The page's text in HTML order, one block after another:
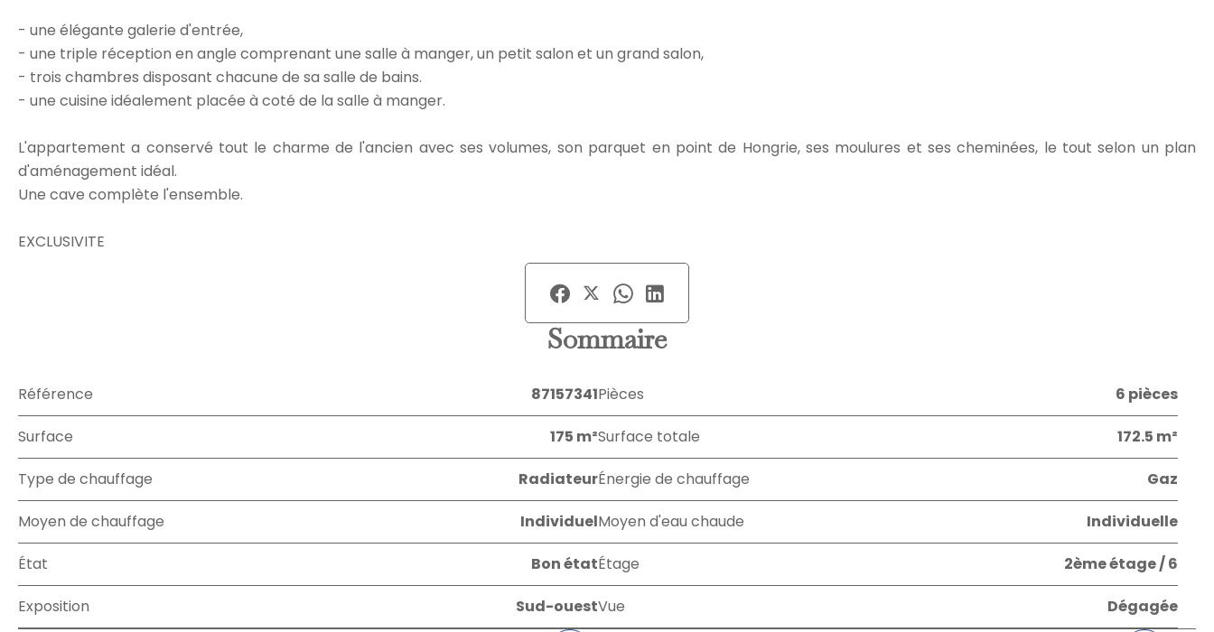
- une élégante galerie d'entrée,
- une triple réception en angle comprenant une salle à manger, un petit salon et un grand salon,
- trois chambres disposant chacune de sa salle de bains.
- une cuisine idéalement placée à coté de la salle à manger.
L'appartement a conservé tout le charme de l'ancien avec ses volumes, son parquet en point de Hongrie, ses moulures et ses cheminées, le tout selon un plan
d'aménagement idéal.
Une cave complète l'ensemble.
EXCLUSIVITE
Sommaire
Référence 87157341Pièces 6 pièces
Surface 175 m²Surface totale 172.5 m²
Type de chauffage RadiateurÉnergie de chauffage Gaz
Moyen de chauffage IndividuelMoyen d'eau chaude Individuelle
État Bon étatÉtage 2ème étage / 6
Exposition Sud-ouestVue Dégagée